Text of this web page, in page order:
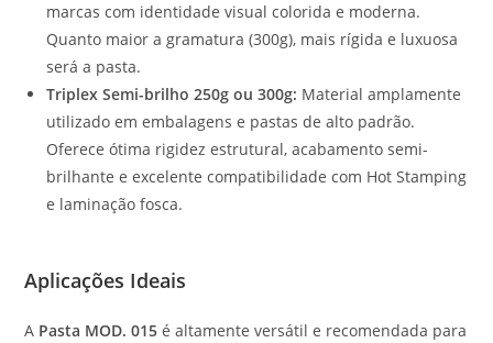
marcas com identidade visual colorida e moderna.
Quanto maior a gramatura (300g), mais rígida e luxuosa
será a pasta.
Triplex Semi-brilho 250g ou 300g: Material amplamente
utilizado em embalagens e pastas de alto padrão.
Oferece ótima rigidez estrutural, acabamento semi-
brilhante e excelente compatibilidade com Hot Stamping
e laminação fosca.
Aplicações Ideais
A Pasta MOD. 015 é altamente versátil e recomendada para